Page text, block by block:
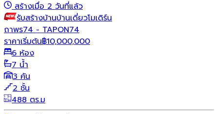
สร้างเมื่อ 2 วันที่แล้ว
รับสร้างบ้านบ้านเดี่ยวโมเดิร์น
ถาพร74 - TAPON74
ราคาเริ่มต้น฿10,000,000
6 ห้อง
7 น้ำ
3 คัน
2 ชั้น
488 ตร.ม